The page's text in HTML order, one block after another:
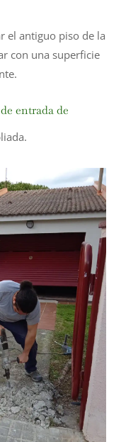
el antiguo piso de la
con una superficie
entrada de